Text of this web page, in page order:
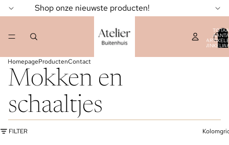
Shop onze nieuwste producten!
HomepageProductenContact
Mokken en
schaaltjes
FILTER